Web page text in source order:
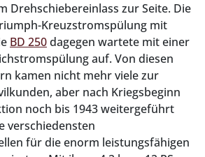
Drehschiebereinlass zur Seite. Die
Kreuzstromspülung mit
BD 250dagegen wartete mit einer
auf. Von diesen
kamen nicht mehr viele zur
aber nach Kriegsbeginn
noch bis 1943 weitergeführt
verschiedensten
für die enorm leistungsfähigen